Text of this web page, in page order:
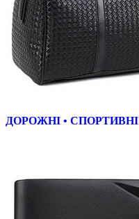
ДОРОЖНІ • СПОРТИВНІ